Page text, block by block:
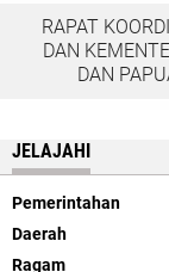
RAPAT
DAN
DAN
JELAJAHI
Pemerintahan
Daerah
Ragam